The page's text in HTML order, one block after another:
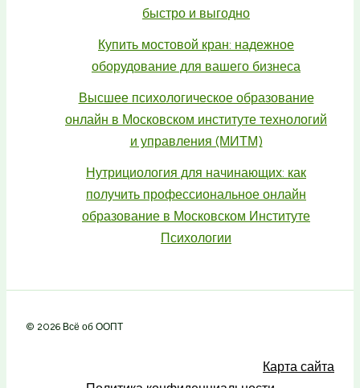
быстро и выгодно
Купить мостовой кран: надежное
оборудование для вашего бизнеса
Высшее психологическое образование
онлайн в Московском институте технологий
и управления (МИТМ)
Нутрициология для начинающих: как
получить профессиональное онлайн
образование в Московском Институте
Психологии
© 2026 Всё об ООПТ
Карта сайта